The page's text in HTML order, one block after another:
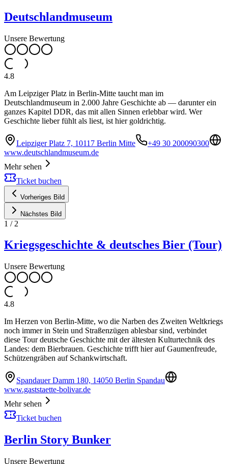
Deutschlandmuseum
Unsere Bewertung
4.8
Am Leipziger Platz in Berlin-Mitte taucht man im
Deutschlandmuseum in 2.000 Jahre Geschichte ab — darunter ein
ganzes Kapitel DDR, das mit allen Sinnen erlebbar wird. Wer
Geschichte lieber fühlt als liest, ist hier goldrichtig.
Leipziger Platz 7, 10117 Berlin Mitte
+49 30 200090300
www.deutschlandmuseum.de
Mehr sehen
Ticket buchen
Vorheriges Bild
Nächstes Bild
1 / 2
Kriegsgeschichte & deutsches Bier (Tour)
Unsere Bewertung
4.8
Im Herzen von Berlin-Mitte, wo die Narben des Zweiten Weltkriegs
noch immer in Stein und Straßenzügen ablesbar sind, verbindet
diese Tour deutsche Geschichte mit der ältesten Kulturtechnik des
Landes: dem Bierbrauen. Geschichte trifft hier auf Gaumenfreude,
Schützengräben auf Schankwirtschaft.
Spandauer Damm 180, 14050 Berlin Spandau
www.gaststaette-bolivar.de
Mehr sehen
Ticket buchen
Berlin Story Bunker
Unsere Bewertung